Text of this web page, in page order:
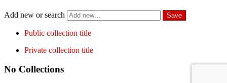
Add new or search
Public collection title
Private collection title
No Collections